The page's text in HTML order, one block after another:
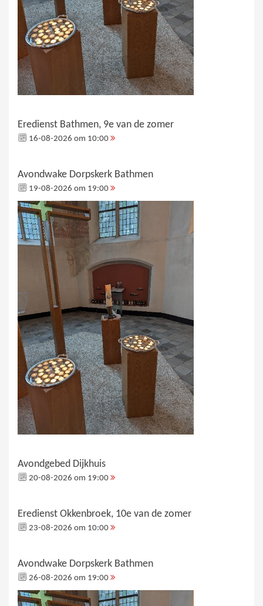
Eredienst Bathmen, 9e van de zomer
16-08-2026 om 10:00
Avondwake Dorpskerk Bathmen
19-08-2026 om 19:00
Avondgebed Dijkhuis
20-08-2026 om 19:00
Eredienst Okkenbroek, 10e van de zomer
23-08-2026 om 10:00
Avondwake Dorpskerk Bathmen
26-08-2026 om 19:00